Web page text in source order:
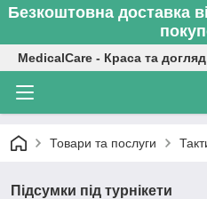
Безкоштовна доставка
MedicalCare - Краса та
Товари та послуги
Підсумки під турнікети